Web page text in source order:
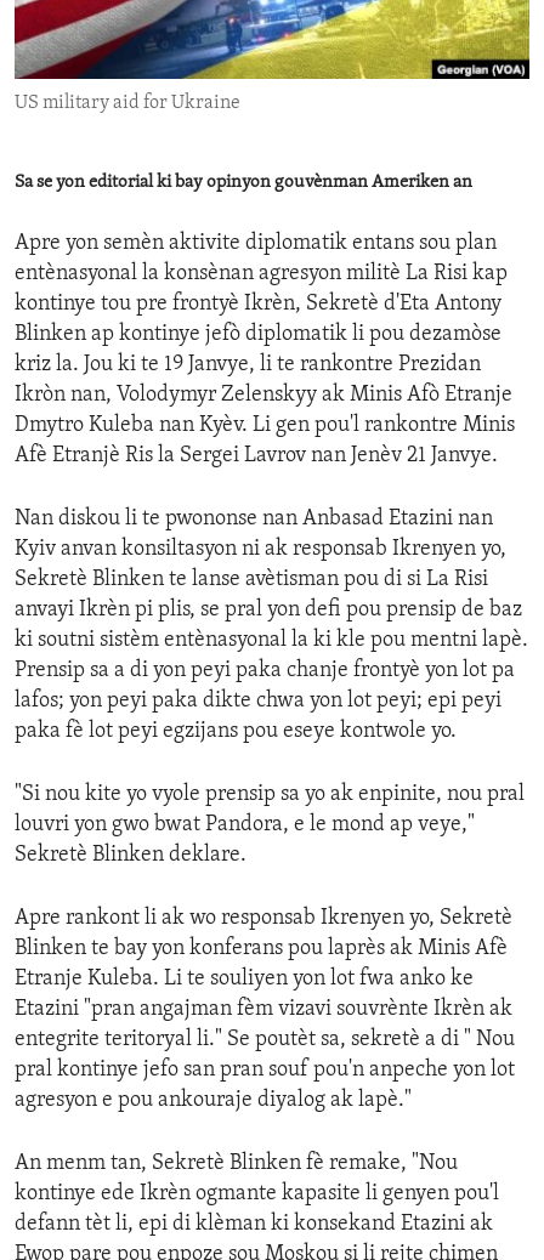
ENVIRONMENT AND HEALTH
IDEALS AND INSTITUTIONS
US military aid for Ukraine
Sa se yon editorial ki bay opinyon gouvènman Ameriken an
Apre yon semèn aktivite diplomatik entans sou plan
entènasyonal la konsènan agresyon militè La Risi kap
kontinye tou pre frontyè Ikrèn, Sekretè d'Eta Antony
Blinken ap kontinye jefò diplomatik li pou dezamòse
kriz la. Jou ki te 19 Janvye, li te rankontre Prezidan
Ikròn nan, Volodymyr Zelenskyy ak Minis Afò Etranje
Dmytro Kuleba nan Kyèv. Li gen pou'l rankontre Minis
Afè Etranjè Ris la Sergei Lavrov nan Jenèv 21 Janvye.
Nan diskou li te pwononse nan Anbasad Etazini nan
Kyiv anvan konsiltasyon ni ak responsab Ikrenyen yo,
Sekretè Blinken te lanse avètisman pou di si La Risi
anvayi Ikrèn pi plis, se pral yon defi pou prensip de baz
ki soutni sistèm entènasyonal la ki kle pou mentni lapè.
Prensip sa a di yon peyi paka chanje frontyè yon lot pa
lafos; yon peyi paka dikte chwa yon lot peyi; epi peyi
paka fè lot peyi egzijans pou eseye kontwole yo.
"Si nou kite yo vyole prensip sa yo ak enpinite, nou pral
louvri yon gwo bwat Pandora, e le mond ap veye,"
Sekretè Blinken deklare.
Apre rankont li ak wo responsab Ikrenyen yo, Sekretè
Blinken te bay yon konferans pou laprès ak Minis Afè
Etranje Kuleba. Li te souliyen yon lot fwa anko ke
Etazini "pran angajman fèm vizavi souvrènte Ikrèn ak
entegrite teritoryal li." Se poutèt sa, sekretè a di " Nou
pral kontinye jefo san pran souf pou'n anpeche yon lot
agresyon e pou ankouraje diyalog ak lapè."
An menm tan, Sekretè Blinken fè remake, "Nou
kontinye ede Ikrèn ogmante kapasite li genyen pou'l
defann tèt li, epi di klèman ki konsekand Etazini ak
Ewop pare pou enpoze sou Moskou si li rejte chimen